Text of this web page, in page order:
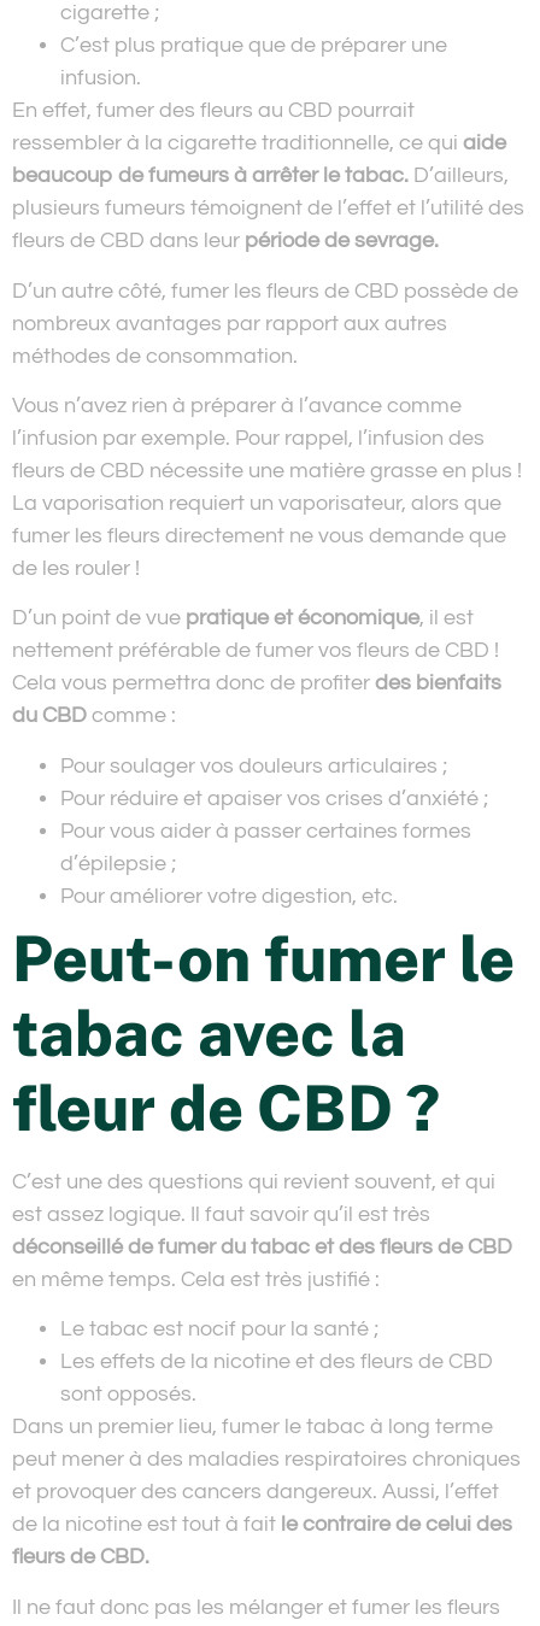
cigarette ;
C’est plus pratique que de préparer une
infusion.
En effet, fumer des fleurs au CBD pourrait
ressembler à la cigarette traditionnelle, ce qui aide
beaucoup de fumeurs à arrêter le tabac. D’ailleurs,
plusieurs fumeurs témoignent de l’effet et l’utilité des
fleurs de CBD dans leur période de sevrage.
D’un autre côté, fumer les fleurs de CBD possède de
nombreux avantages par rapport aux autres
méthodes de consommation.
Vous n’avez rien à préparer à l’avance comme
l’infusion par exemple. Pour rappel, l’infusion des
fleurs de CBD nécessite une matière grasse en plus !
La vaporisation requiert un vaporisateur, alors que
fumer les fleurs directement ne vous demande que
de les rouler !
D’un point de vue pratique et économique, il est
nettement préférable de fumer vos fleurs de CBD !
Cela vous permettra donc de profiter des bienfaits
du CBD comme :
Pour soulager vos douleurs articulaires ;
Pour réduire et apaiser vos crises d’anxiété ;
Pour vous aider à passer certaines formes
d’épilepsie ;
Pour améliorer votre digestion, etc.
Peut-on fumer le
tabac avec la
fleur de CBD ?
C’est une des questions qui revient souvent, et qui
est assez logique. Il faut savoir qu’il est très
déconseillé de fumer du tabac et des fleurs de CBD
en même temps. Cela est très justifié :
Le tabac est nocif pour la santé ;
Les effets de la nicotine et des fleurs de CBD
sont opposés.
Dans un premier lieu, fumer le tabac à long terme
peut mener à des maladies respiratoires chroniques
et provoquer des cancers dangereux. Aussi, l’effet
de la nicotine est tout à fait le contraire de celui des
fleurs de CBD.
Il ne faut donc pas les mélanger et fumer les fleurs